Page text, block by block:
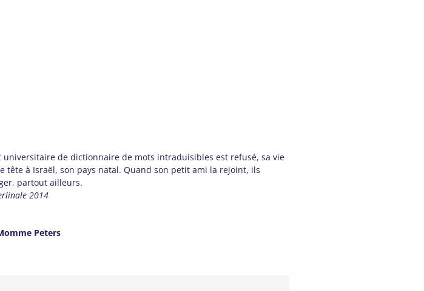
de dictionnaire de mots intraduisibles est refusé, sa vie
à Israël, son pays natal. Quand son petit ami la rejoint, ils
partout ailleurs.
2014
Peters